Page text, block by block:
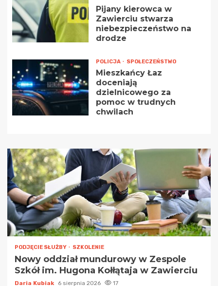
Pijany kierowca w
Zawierciu stwarza
niebezpieczeństwo na
drodze
POLICJA SPOŁECZEŃSTWO
Mieszkańcy Łaz
doceniają
dzielnicowego za
pomoc w trudnych
chwilach
PODJĘCIE SŁUŻBY SZKOLENIE
Nowy oddział mundurowy w Zespole
Szkół im. Hugona Kołłątaja w Zawierciu
Daria Kubiak 6 sierpnia 2026 17